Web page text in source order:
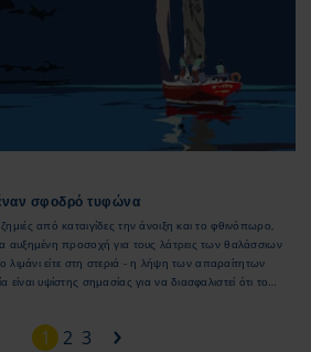
σφοδρό τυφώνα
από καταιγίδες την άνοιξη και το φθινόπωρο,
αυξημένη προσοχή για τους λάτρεις των θαλάσσιων
λιμάνι είτε στη στεριά - η λήψη των απαραίτητων
υψίστης σημασίας για να διασφαλιστεί ότι το
1 2 3